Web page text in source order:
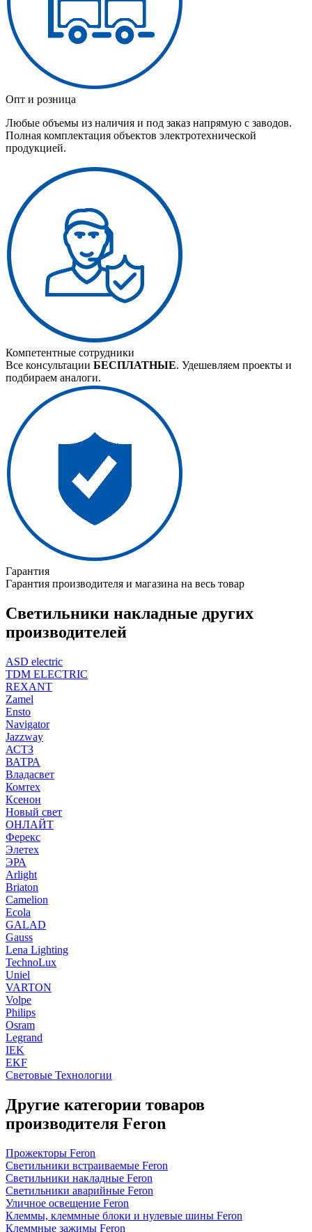
Опт и розница
Любые объемы из наличия и под заказ напрямую с заводов.
Полная комплектация объектов электротехнической
продукцией.
Компетентные сотрудники
Все консультации БЕСПЛАТНЫЕ. Удешевляем проекты и
подбираем аналоги.
Гарантия
Гарантия производителя и магазина на весь товар
Светильники накладные других
производителей
ASD electric
TDM ELECTRIC
REXANT
Zamel
Ensto
Navigator
Jazzway
АСТЗ
ВАТРА
Владасвет
Комтех
Ксенон
Новый свет
ОНЛАЙТ
Ферекс
Элетех
ЭРА
Arlight
Briaton
Camelion
Ecola
GALAD
Gauss
Lena Lighting
TechnoLux
Uniel
VARTON
Volpe
Philips
Osram
Legrand
IEK
EKF
Световые Технологии
Другие категории товаров
производителя Feron
Прожекторы Feron
Светильники встраиваемые Feron
Светильники накладные Feron
Светильники аварийные Feron
Уличное освещение Feron
Клеммы, клеммные блоки и нулевые шины Feron
Клеммные зажимы Feron